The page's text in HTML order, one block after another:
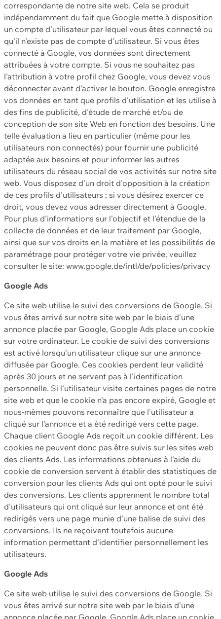
correspondante de notre site web. Cela se produit
indépendamment du fait que Google mette à disposition
un compte d'utilisateur par lequel vous êtes connecté ou
qu'il n'existe pas de compte d'utilisateur. Si vous êtes
connecté à Google, vos données sont directement
attribuées à votre compte. Si vous ne souhaitez pas
l'attribution à votre profil chez Google, vous devez vous
déconnecter avant d'activer le bouton. Google enregistre
vos données en tant que profils d'utilisation et les utilise à
des fins de publicité, d'étude de marché et/ou de
conception de son site Web en fonction des besoins. Une
telle évaluation a lieu en particulier (même pour les
utilisateurs non connectés) pour fournir une publicité
adaptée aux besoins et pour informer les autres
utilisateurs du réseau social de vos activités sur notre site
web. Vous disposez d'un droit d'opposition à la création
de ces profils d'utilisateurs ; si vous désirez exercer ce
droit, vous devez vous adresser directement à Google.
Pour plus d'informations sur l'objectif et l'étendue de la
collecte de données et de leur traitement par Google,
ainsi que sur vos droits en la matière et les possibilités de
paramétrage pour protéger votre vie privée, veuillez
consulter le site: www.google.de/intl/de/policies/privacy
Google Ads
Ce site web utilise le suivi des conversions de Google. Si
vous êtes arrivé sur notre site web par le biais d'une
annonce placée par Google, Google Ads place un cookie
sur votre ordinateur. Le cookie de suivi des conversions
est activé lorsqu'un utilisateur clique sur une annonce
diffusée par Google. Ces cookies perdent leur validité
après 30 jours et ne servent pas à l'identification
personnelle. Si l'utilisateur visite certaines pages de notre
site web et que le cookie n'a pas encore expiré, Google et
nous-mêmes pouvons reconnaître que l'utilisateur a
cliqué sur l'annonce et a été redirigé vers cette page.
Chaque client Google Ads reçoit un cookie différent. Les
cookies ne peuvent donc pas être suivis sur les sites web
des clients Ads. Les informations obtenues à l'aide du
cookie de conversion servent à établir des statistiques de
conversion pour les clients Ads qui ont opté pour le suivi
des conversions. Les clients apprennent le nombre total
d'utilisateurs qui ont cliqué sur leur annonce et ont été
redirigés vers une page munie d'une balise de suivi des
conversions. Ils ne reçoivent toutefois aucune
information permettant d'identifier personnellement les
utilisateurs.
Google Ads
Ce site web utilise le suivi des conversions de Google. Si
vous êtes arrivé sur notre site web par le biais d'une